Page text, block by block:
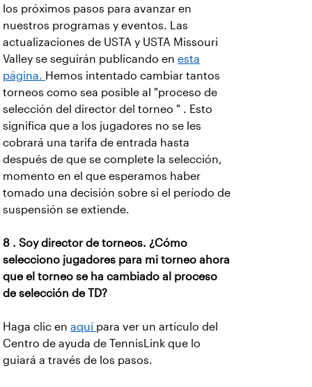
los próximos pasos para avanzar en
nuestros programas y eventos. Las
actualizaciones de USTA y USTA Missouri
Valley se seguirán publicando en esta
página. Hemos intentado cambiar tantos
torneos como sea posible al "proceso de
selección del director del torneo " . Esto
significa que a los jugadores no se les
cobrará una tarifa de entrada hasta
después de que se complete la selección,
momento en el que esperamos haber
tomado una decisión sobre si el período de
suspensión se extiende.
8 . Soy director de torneos. ¿Cómo
selecciono jugadores para mi torneo ahora
que el torneo se ha cambiado al proceso
de selección de TD?
Haga clic en aquí para ver un artículo del
Centro de ayuda de TennisLink que lo
guiará a través de los pasos.